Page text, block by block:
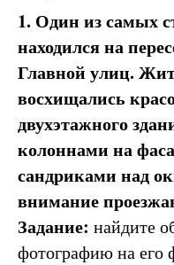
1. Один из самых
находился на
Главной улиц.
восхищались
двухэтажного
колоннами на
сандриками над
внимание
Задание: найдите
фотографию на его